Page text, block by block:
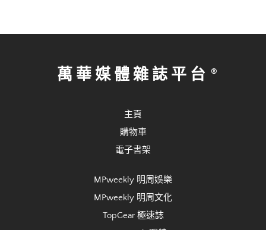
萬華媒體雜誌平台
主頁
購物車
電子書架
MPweekly 明周娛樂
MPweekly 明周文化
TopGear 極速誌